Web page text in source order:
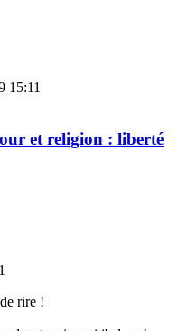
15:11
et religion : liberté
rire !